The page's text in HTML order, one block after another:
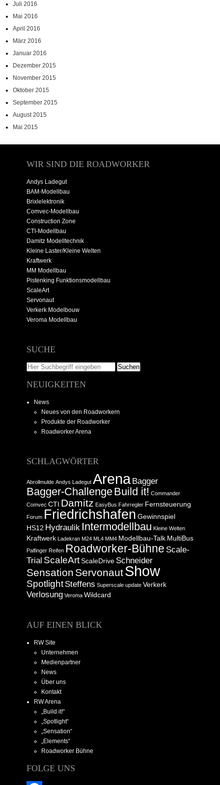
Juli 2016
Mai 2016
April 2016
März 2016
Januar 2016
Dezember 2015
November 2015
Oktober 2015
September 2015
August 2015
Mai 2015
WIR SIND DIE ROADWORKER
Andys Ladegut
BAM-Modellbau
Brixlelektronik
Comvec-Modellbau
Construction Zone
CTI-Modellbau
Damitz Modelltechnik
Kleine Laster/Kleine Welten
Kraftwerk
MM Modellbau
Pistenking Funktionsmodellbau
ScaleArt
Servonaut
Verkerk Modelbouw
Veroma Modellbau
SUCHE
NEUIGKEITEN
News
Neues von den Roadworkern
Produkte der Roadworker
Roadworker Arena
SCHLAGWÖRTER
Abrollmulde Andys Ladegut Arena Bagger
Bagger-ChallengeBuild it! Commander
Comvec CTI Damitz EasyBus Fahrregler Fernsteuerung
Forum Friedrichshafen Gewinnspiel
HS12 Hydraulik Intermodellbau Kleine Welten
Kraftwerk Ladekran M24 ML4 MM4 Modellbau-Talk MultiBus
Palfinger Reifen Roadworker-Bühne Scale-
Trial ScaleArt ScaleDrive Schneider
Sensation ServonautShow
Spotlight Steffens Superscale update Verkerk
Verlosung Veroma Wildcard
AUF EINEN BLICK
RW Site
Unternehmen
Medienpartner
News
Über uns
Kontakt
RW Arena
„Build it!“
„Spotlight“
„Sensation“
„Elements“
Roadworker Bühne
FOLGE UNS